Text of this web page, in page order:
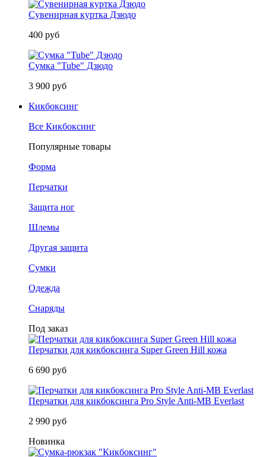
Сувенирная куртка Дзюдо
400 руб
Сумка "Tube" Дзюдо
3 900 руб
Кикбоксинг
Все Кикбоксинг
Популярные товары
Форма
Перчатки
Защита ног
Шлемы
Другая защита
Сумки
Одежда
Снаряды
Под заказ
Перчатки для кикбоксинга Super Green Hill кожа
6 690 руб
Перчатки для кикбоксинга Pro Style Anti-MB Everlast
2 990 руб
Новинка